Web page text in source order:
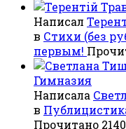
Написал
в Стихи (без
первым!
Гимназия
Написала
в
Прочитано